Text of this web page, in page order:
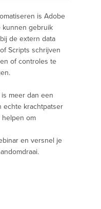
is Adobe
kunnen gebruik
de extern data
Scripts schrijven
of controles te
meer dan een
echte krachtpatser
om
en versnel je